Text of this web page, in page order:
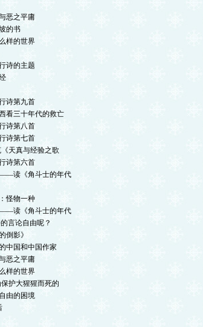
恶之平庸
的书
样的世界
诗的主题
诗第九首
看三十年代的救亡
诗第八首
诗第七首
《天真与经验之歌
诗第六首
——读《角斗士的年代
怪物一种
——读《角斗士的年代
言论自由呢？
倒影》
中国和中国作家
恶之平庸
样的世界
保护大猩猩而死的
由的困境